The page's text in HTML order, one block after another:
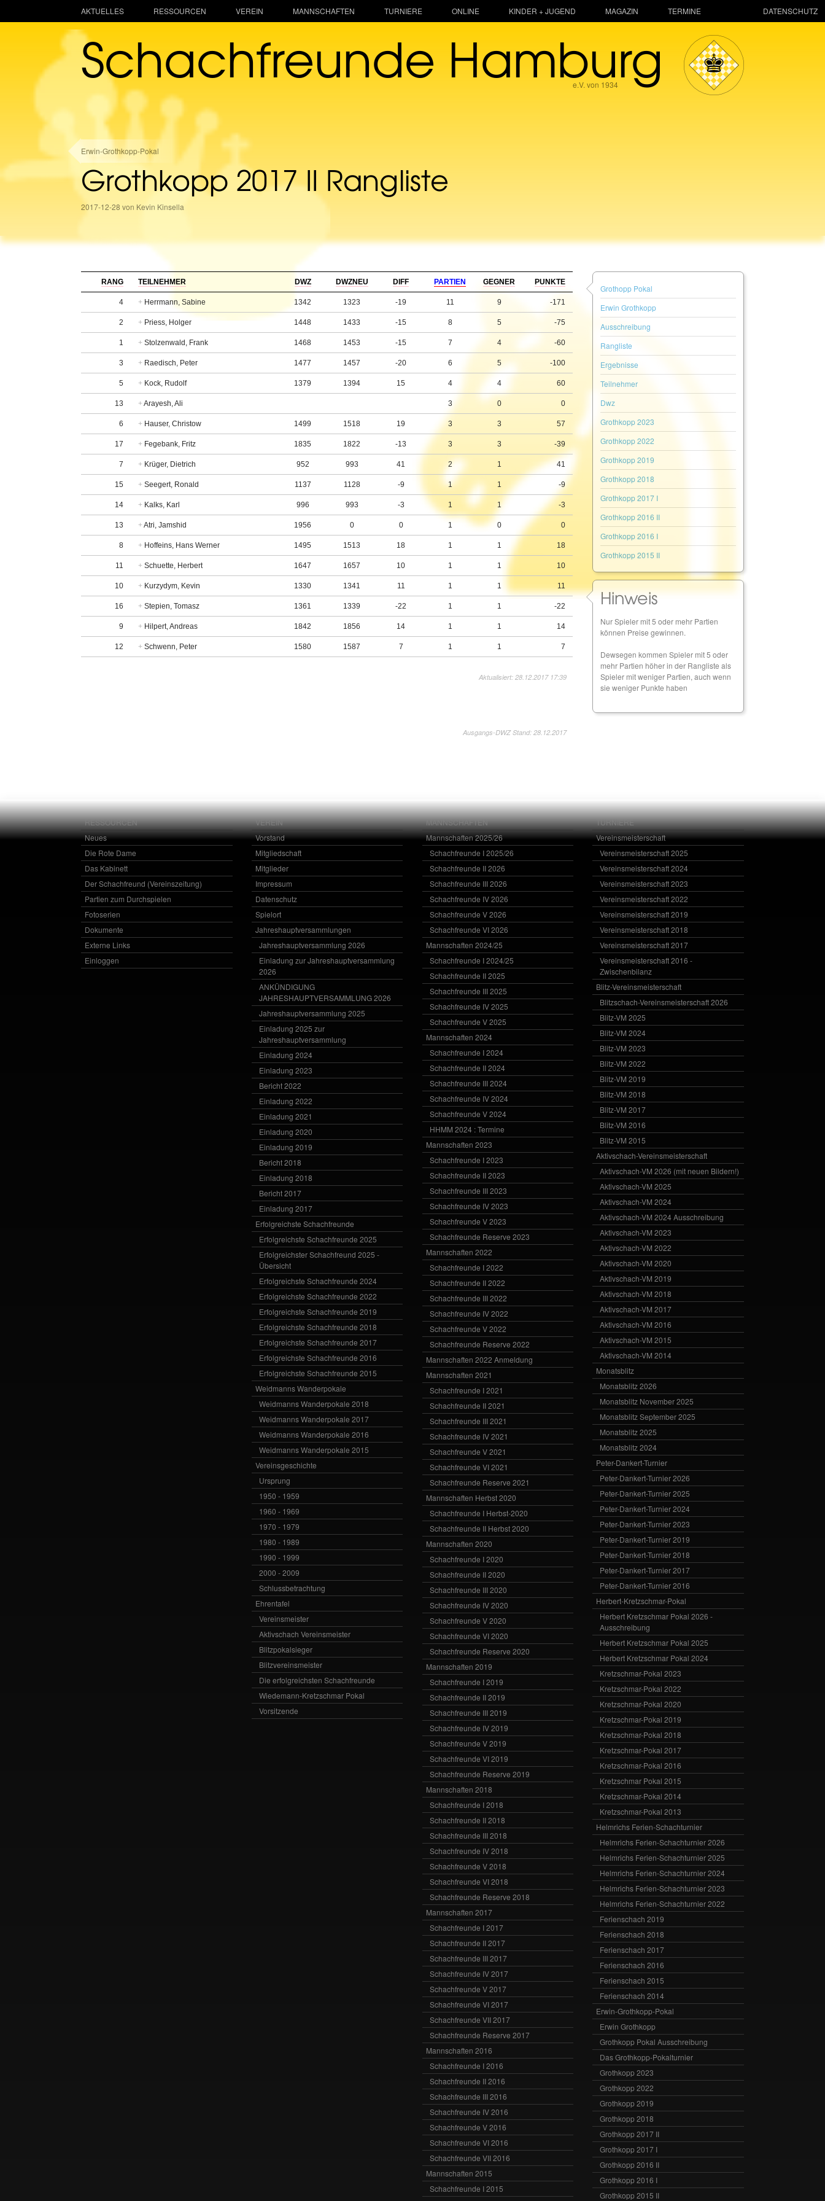
AKTUELLES RESSOURCEN VEREIN MANNSCHAFTEN TURNIERE ONLINE KINDER + JUGEND MAGAZIN TERMINE
Schachfreunde Hamburg
e.V. von 1934
Erwin-Grothkopp-Pokal
Grothkopp 2017 II Rangliste
2017-12-28 von Kevin Kinsella
RANG TEILNEHMER DWZ DWZNEU DIFF PARTIEN GEGNER PUNKTE
4 + Herrmann, Sabine 1342 1323 -19 11 9 -171
2 + Priess, Holger 1448 1433 -15 8 5 -75
1 + Stolzenwald, Frank 1468 1453 -15 7 4 -60
3 + Raedisch, Peter 1477 1457 -20 6 5 -100
5 + Kock, Rudolf 1379 1394 15 4 4 60
13 +Arayesh, Ali 3 0 0
6 + Hauser, Christow 1499 1518 19 3 3 57
17 + Fegebank, Fritz 1835 1822 -13 3 3 -39
7 + Krüger, Dietrich 952 993 41 2 1 41
15 + Seegert, Ronald 1137 1128 -9 1 1 -9
14 + Kalks, Karl 996 993 -3 1 1 -3
13 +Atri, Jamshid 1956 0 0 1 0 0
8 + Hoffeins, Hans Werner 1495 1513 18 1 1 18
11 + Schuette, Herbert 1647 1657 10 1 1 10
10 + Kurzydym, Kevin 1330 1341 11 1 1 11
16 + Stepien, Tomasz 1361 1339 -22 1 1 -22
9 + Hilpert, Andreas 1842 1856 14 1 1 14
12 + Schwenn, Peter 1580 1587 7 1 1 7
Aktualisiert: 28.12.2017 17:39
Grothopp Pokal
Erwin Grothkopp
Ausschreibung
Rangliste
Ergebnisse
Teilnehmer
Dwz
Grothkopp 2023
Grothkopp 2022
Grothkopp 2019
Grothkopp 2018
Grothkopp 2017 I
Grothkopp 2016 II
Grothkopp 2016 I
Grothkopp 2015 II
Hinweis
Nur Spieler mit 5 oder mehr Partien
können Preise gewinnen.
Dewsegen kommen Spieler mit 5 oder
mehr Partien höher in der Rangliste als
Spieler mit weniger Partien, auch wenn
sie weniger Punkte haben
Ausgangs-DWZ Stand: 28.12.2017
DATENSCHUTZ
RESSOURCEN
Neues
Die Rote Dame
Das Kabinett
Der Schachfreund (Vereinszeitung)
Partien zum Durchspielen
Fotoserien
Dokumente
Externe Links
Einloggen
VEREIN
Vorstand
Mitgliedschaft
Mitglieder
Impressum
Datenschutz
Spielort
Jahreshauptversammlungen
Jahreshauptversammlung 2026
Einladung zur Jahreshauptversammlung
2026
ANKÜNDIGUNG
JAHRESHAUPTVERSAMMLUNG 2026
Jahreshauptversammlung 2025
Einladung 2025 zur
Jahreshauptversammlung
Einladung 2024
Einladung 2023
Bericht 2022
Einladung 2022
Einladung 2021
Einladung 2020
Einladung 2019
Bericht 2018
Einladung 2018
Bericht 2017
Einladung 2017
Erfolgreichste Schachfreunde
Erfolgreichste Schachfreunde 2025
Erfolgreichster Schachfreund 2025 -
Übersicht
Erfolgreichste Schachfreunde 2024
Erfolgreichste Schachfreunde 2022
Erfolgreichste Schachfreunde 2019
Erfolgreichste Schachfreunde 2018
Erfolgreichste Schachfreunde 2017
Erfolgreichste Schachfreunde 2016
Erfolgreichste Schachfreunde 2015
Weidmanns Wanderpokale
Weidmanns Wanderpokale 2018
Weidmanns Wanderpokale 2017
Weidmanns Wanderpokale 2016
Weidmanns Wanderpokale 2015
Vereinsgeschichte
Ursprung
1950 - 1959
1960 - 1969
1970 - 1979
1980 - 1989
1990 - 1999
2000 - 2009
Schlussbetrachtung
Ehrentafel
Vereinsmeister
Aktivschach Vereinsmeister
Blitzpokalsieger
Blitzvereinsmeister
Die erfolgreichsten Schachfreunde
Wiedemann-Kretzschmar Pokal
Vorsitzende
MANNSCHAFTEN
Mannschaften 2025/26
Schachfreunde I 2025/26
Schachfreunde II 2026
Schachfreunde III 2026
Schachfreunde IV 2026
Schachfreunde V 2026
Schachfreunde VI 2026
Mannschaften 2024/25
Schachfreunde I 2024/25
Schachfreunde II 2025
Schachfreunde III 2025
Schachfreunde IV 2025
Schachfreunde V 2025
Mannschaften 2024
Schachfreunde I 2024
Schachfreunde II 2024
Schachfreunde III 2024
Schachfreunde IV 2024
Schachfreunde V 2024
HHMM 2024 : Termine
Mannschaften 2023
Schachfreunde I 2023
Schachfreunde II 2023
Schachfreunde III 2023
Schachfreunde IV 2023
Schachfreunde V 2023
Schachfreunde Reserve 2023
Mannschaften 2022
Schachfreunde I 2022
Schachfreunde II 2022
Schachfreunde III 2022
Schachfreunde IV 2022
Schachfreunde V 2022
Schachfreunde Reserve 2022
Mannschaften 2022 Anmeldung
Mannschaften 2021
Schachfreunde I 2021
Schachfreunde II 2021
Schachfreunde III 2021
Schachfreunde IV 2021
Schachfreunde V 2021
Schachfreunde VI 2021
Schachfreunde Reserve 2021
Mannschaften Herbst 2020
Schachfreunde I Herbst-2020
Schachfreunde II Herbst 2020
Mannschaften 2020
Schachfreunde I 2020
Schachfreunde II 2020
Schachfreunde III 2020
Schachfreunde IV 2020
Schachfreunde V 2020
Schachfreunde VI 2020
Schachfreunde Reserve 2020
Mannschaften 2019
Schachfreunde I 2019
Schachfreunde II 2019
Schachfreunde III 2019
Schachfreunde IV 2019
Schachfreunde V 2019
Schachfreunde VI 2019
Schachfreunde Reserve 2019
Mannschaften 2018
Schachfreunde I 2018
Schachfreunde II 2018
Schachfreunde III 2018
Schachfreunde IV 2018
Schachfreunde V 2018
Schachfreunde VI 2018
Schachfreunde Reserve 2018
Mannschaften 2017
Schachfreunde I 2017
Schachfreunde II 2017
Schachfreunde III 2017
Schachfreunde IV 2017
Schachfreunde V 2017
Schachfreunde VI 2017
Schachfreunde VII 2017
Schachfreunde Reserve 2017
Mannschaften 2016
Schachfreunde I 2016
Schachfreunde II 2016
Schachfreunde III 2016
Schachfreunde IV 2016
Schachfreunde V 2016
Schachfreunde VI 2016
Schachfreunde VII 2016
Mannschaften 2015
Schachfreunde I 2015
TURNIERE
Vereinsmeisterschaft
Vereinsmeisterschaft 2025
Vereinsmeisterschaft 2024
Vereinsmeisterschaft 2023
Vereinsmeisterschaft 2022
Vereinsmeisterschaft 2019
Vereinsmeisterschaft 2018
Vereinsmeisterschaft 2017
Vereinsmeisterschaft 2016 -
Zwischenbilanz
Blitz-Vereinsmeisterschaft
Blitzschach-Vereinsmeisterschaft 2026
Blitz-VM 2025
Blitz-VM 2024
Blitz-VM 2023
Blitz-VM 2022
Blitz-VM 2019
Blitz-VM 2018
Blitz-VM 2017
Blitz-VM 2016
Blitz-VM 2015
Aktivschach-Vereinsmeisterschaft
Aktivschach-VM 2026 (mit neuen Bildern!)
Aktivschach-VM 2025
Aktivschach-VM 2024
Aktivschach-VM 2024 Ausschreibung
Aktivschach-VM 2023
Aktivschach-VM 2022
Aktivschach-VM 2020
Aktivschach-VM 2019
Aktivschach-VM 2018
Aktivschach-VM 2017
Aktivschach-VM 2016
Aktivschach-VM 2015
Aktivschach-VM 2014
Monatsblitz
Monatsblitz 2026
Monatsblitz November 2025
Monatsblitz September 2025
Monatsblitz 2025
Monatsblitz 2024
Peter-Dankert-Turnier
Peter-Dankert-Turnier 2026
Peter-Dankert-Turnier 2025
Peter-Dankert-Turnier 2024
Peter-Dankert-Turnier 2023
Peter-Dankert-Turnier 2019
Peter-Dankert-Turnier 2018
Peter-Dankert-Turnier 2017
Peter-Dankert-Turnier 2016
Herbert-Kretzschmar-Pokal
Herbert Kretzschmar Pokal 2026 -
Ausschreibung
Herbert Kretzschmar Pokal 2025
Herbert Kretzschmar Pokal 2024
Kretzschmar-Pokal 2023
Kretzschmar-Pokal 2022
Kretzschmar-Pokal 2020
Kretzschmar-Pokal 2019
Kretzschmar-Pokal 2018
Kretzschmar-Pokal 2017
Kretzschmar-Pokal 2016
Kretzschmar Pokal 2015
Kretzschmar-Pokal 2014
Kretzschmar-Pokal 2013
Helmrichs Ferien-Schachturnier
Helmrichs Ferien-Schachturnier 2026
Helmrichs Ferien-Schachturnier 2025
Helmrichs Ferien-Schachturnier 2024
Helmrichs Ferien-Schachturnier 2023
Helmrichs Ferien-Schachturnier 2022
Ferienschach 2019
Ferienschach 2018
Ferienschach 2017
Ferienschach 2016
Ferienschach 2015
Ferienschach 2014
Erwin-Grothkopp-Pokal
Erwin Grothkopp
Grothkopp Pokal Ausschreibung
Das Grothkopp-Pokalturnier
Grothkopp 2023
Grothkopp 2022
Grothkopp 2019
Grothkopp 2018
Grothkopp 2017 II
Grothkopp 2017 I
Grothkopp 2016 II
Grothkopp 2016 I
Grothkopp 2015 II